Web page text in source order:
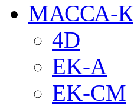
МАССА-К
4D
EK-A
EK-CM